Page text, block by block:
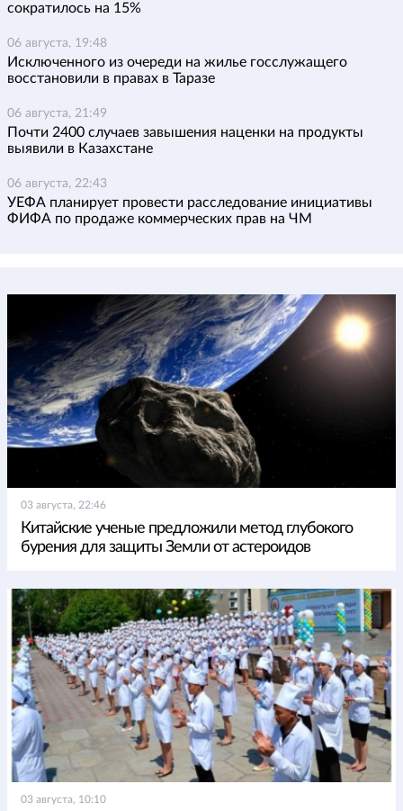
сократилось на 15%
06 августа, 19:48
Исключенного из очереди на жилье госслужащего
восстановили в правах в Таразе
06 августа, 21:49
Почти 2400 случаев завышения наценки на продукты
выявили в Казахстане
06 августа, 22:43
УЕФА планирует провести расследование инициативы
ФИФА по продаже коммерческих прав на ЧМ
03 августа, 22:46
Китайские ученые предложили метод глубокого
бурения для защиты Земли от астероидов
03 августа, 10:10